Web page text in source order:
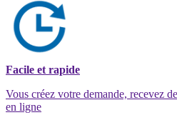
Facile et rapide
Vous créez votre demande, recevez
en ligne